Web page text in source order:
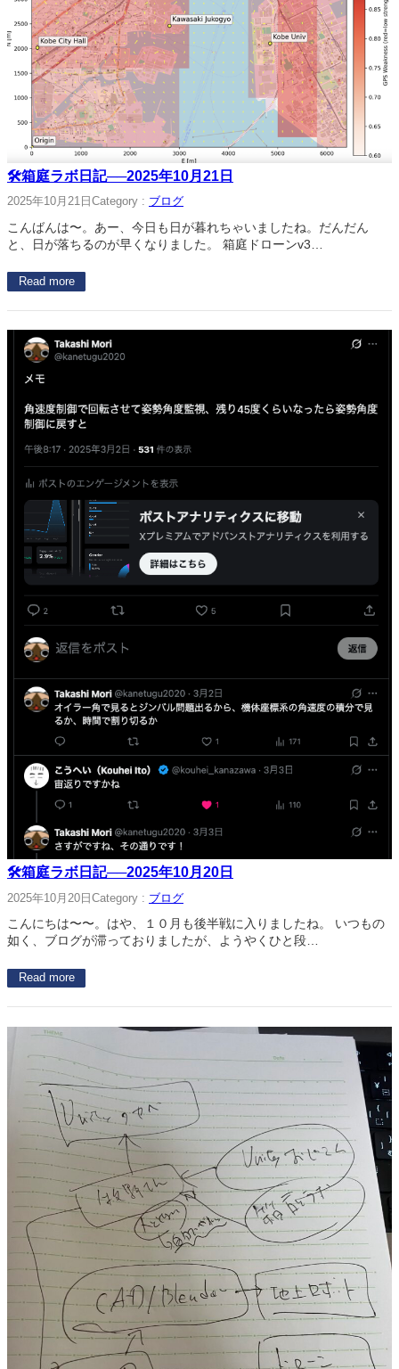
🛠箱庭ラボ日記──2025年10月21日
2025年10月21日 Category : ブログ
こんばんは〜。あー、今日も日が暮れちゃいましたね。だんだん
と、日が落ちるのが早くなりました。 箱庭ドローンv3…
Read more
🛠箱庭ラボ日記──2025年10月20日
2025年10月20日 Category : ブログ
こんにちは〜〜。はや、１０月も後半戦に入りましたね。 いつもの
如く、ブログが滞っておりましたが、ようやくひと段…
Read more